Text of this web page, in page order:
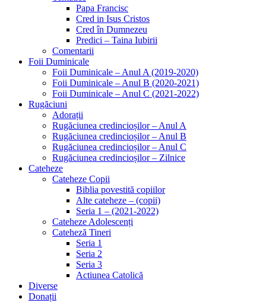
Papa Francisc
Cred in Isus Cristos
Cred în Dumnezeu
Predici – Taina Iubirii
Comentarii
Foii Duminicale
Foii Duminicale – Anul A (2019-2020)
Foii Duminicale – Anul B (2020-2021)
Foii Duminicale – Anul C (2021-2022)
Rugăciuni
Adorații
Rugăciunea credincioșilor – Anul A
Rugăciunea credincioșilor – Anul B
Rugăciunea credincioșilor – Anul C
Rugăciunea credincioșilor – Zilnice
Cateheze
Cateheze Copii
Biblia povestită copiilor
Alte cateheze – (copii)
Seria 1 – (2021-2022)
Cateheze Adolescenți
Cateheză Tineri
Seria 1
Seria 2
Seria 3
Actiunea Catolică
Diverse
Donații